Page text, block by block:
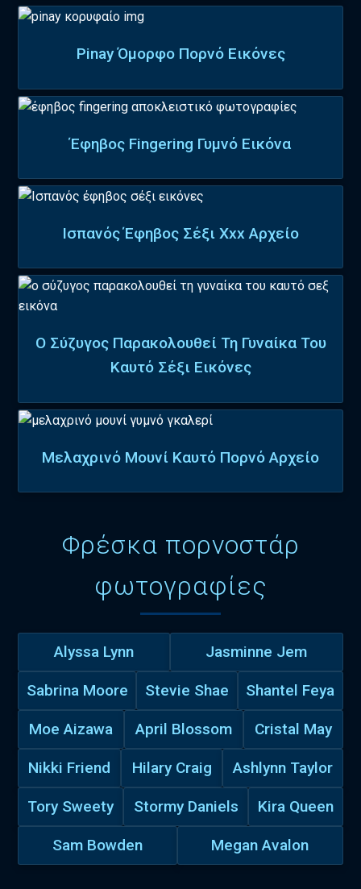
Pinay Όμορφο Πορνό Εικόνες
Έφηβος Fingering Γυμνό Εικόνα
Ισπανός Έφηβος Σέξι Xxx Αρχείο
Ο Σύζυγος Παρακολουθεί Τη Γυναίκα Του
Καυτό Σέξι Εικόνες
Μελαχρινό Μουνί Καυτό Πορνό Αρχείο
Φρέσκα πορνοστάρ
φωτογραφίες
Alyssa Lynn Jasminne Jem
Sabrina Moore Stevie Shae Shantel Feya
Moe Aizawa April Blossom Cristal May
Nikki Friend Hilary Craig Ashlynn Taylor
Tory Sweety Stormy Daniels Kira Queen
Sam Bowden Megan Avalon